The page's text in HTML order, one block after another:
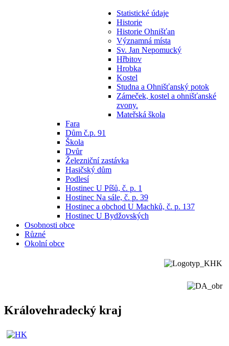
Statistické údaje
Historie
Historie Ohnišťan
Významná místa
Sv. Jan Nepomucký
Hřbitov
Hrobka
Kostel
Studna a Ohnišťanský potok
Zámeček, kostel a ohnišťanské
zvony.
Mateřská škola
Fara
Dům č.p. 91
Škola
Dvůr
Železniční zastávka
Hasičský dům
Podlesí
Hostinec U Píšů, č. p. 1
Hostinec Na sále, č. p. 39
Hostinec a obchod U Machků, č. p. 137
Hostinec U Bydžovských
Osobnosti obce
Různé
Okolní obce
Královehradecký kraj